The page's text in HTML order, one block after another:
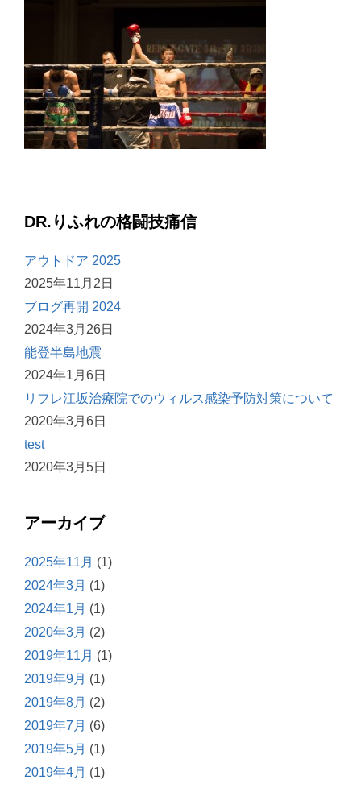
DR.りふれの格闘技痛信
アウトドア 2025
2025年11月2日
ブログ再開 2024
2024年3月26日
能登半島地震
2024年1月6日
リフレ江坂治療院でのウィルス感染予防対策について
2020年3月6日
test
2020年3月5日
アーカイブ
2025年11月 (1)
2024年3月 (1)
2024年1月 (1)
2020年3月 (2)
2019年11月 (1)
2019年9月 (1)
2019年8月 (2)
2019年7月 (6)
2019年5月 (1)
2019年4月 (1)